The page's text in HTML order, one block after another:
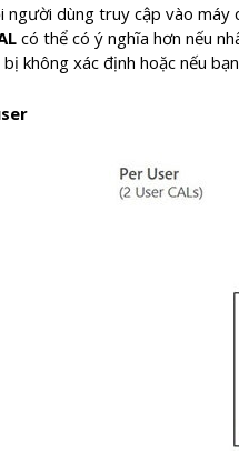
người dùng truy cập vào
có thể có ý nghĩa hơn nếu
không xác định hoặc nếu